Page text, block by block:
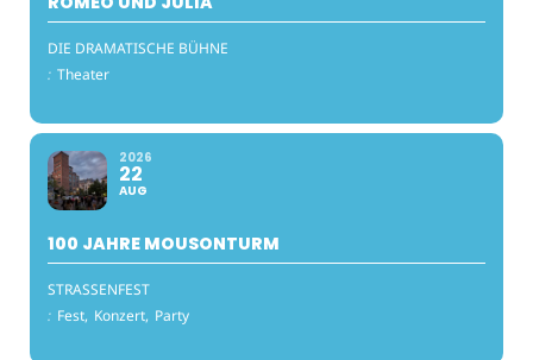
DIE DRAMATISCHE BÜHNE
: Theater
2026
22
AUG
100 JAHRE MOUSONTURM
STRASSENFEST
: Fest, Konzert, Party